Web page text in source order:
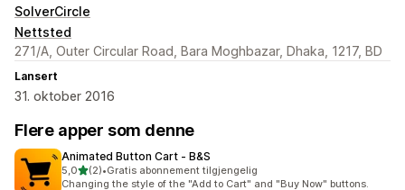
SolverCircle
Nettsted
271/A, Outer Circular Road, Bara Moghbazar, Dhaka, 1217, BD
Lansert
31. oktober 2016
Flere apper som denne
Animated Button Cart ‑ B&S
5,0av 5 stjerner
(2)
Totalt 2 omtaler
•Gratis abonnement tilgjengelig
Changing the style of the "Add to Cart" and "Buy Now" buttons.